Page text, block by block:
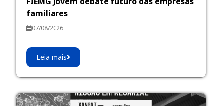
familiares
07/08/2026
Leia mais